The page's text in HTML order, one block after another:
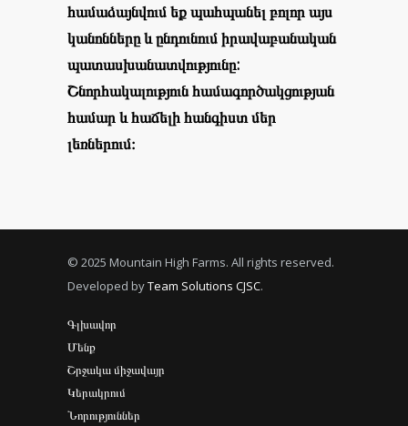
համաձայնվում եք պահպանել բոլոր այս
կանոնները և ընդունում իրավաբանական
պատասխանատվությունը:
Շնորհակալություն համագործակցության
համար և հաճելի հանգիստ մեր
լեռներում։
© 2025 Mountain High Farms. All rights reserved.
Developed byTeam Solutions CJSC.
Գլխավոր
Մենք
Շրջակա միջավայր
Կերակրում
Նորություններ